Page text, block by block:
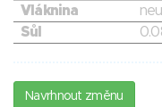
Vláknina
Sůl
Navrhnout změnu